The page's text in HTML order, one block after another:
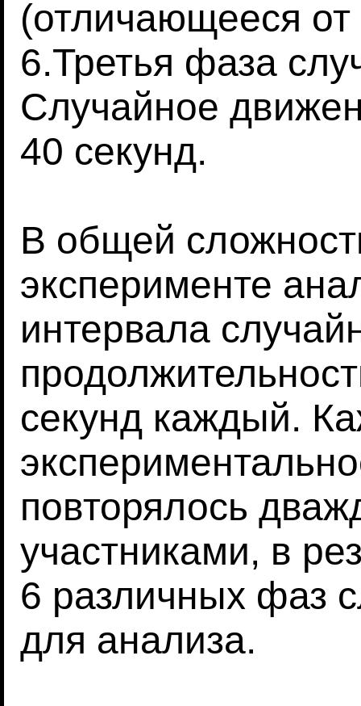
(отличающееся
6.Третья фаза
Случайное
40 секунд.
В общей
эксперименте
интервала
секунд каждый.
повторялось
участниками, в
6 различных фаз
для анализа.